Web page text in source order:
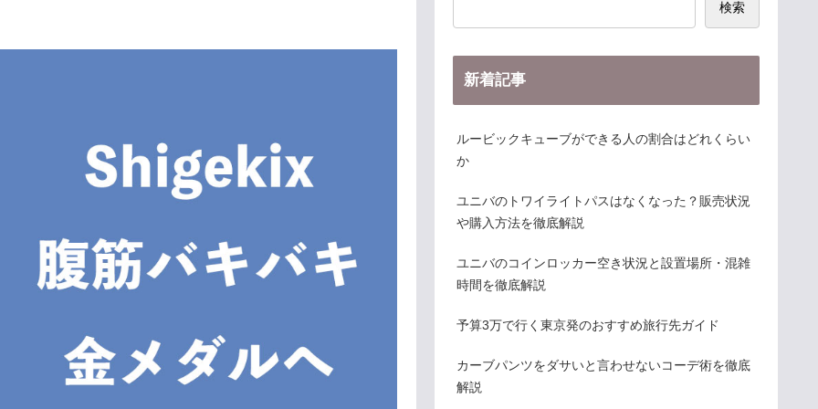
検索
新着記事
ルービックキューブができる人の割合はどれくらい
か
ユニバのトワイライトパスはなくなった？販売状況
や購入方法を徹底解説
ユニバのコインロッカー空き状況と設置場所・混雑
時間を徹底解説
予算3万で行く東京発のおすすめ旅行先ガイド
カーブパンツをダサいと言わせないコーデ術を徹底
解説